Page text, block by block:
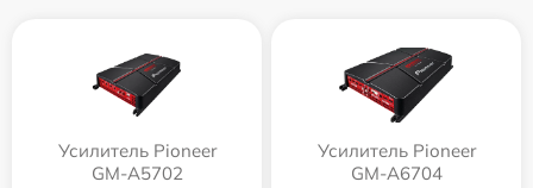
Усилитель Pioneer
GM-A5702
Усилитель Pioneer
GM-A6704